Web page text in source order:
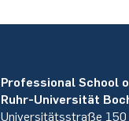
Professional School
Ruhr-Universität
Universitätsstraße 150